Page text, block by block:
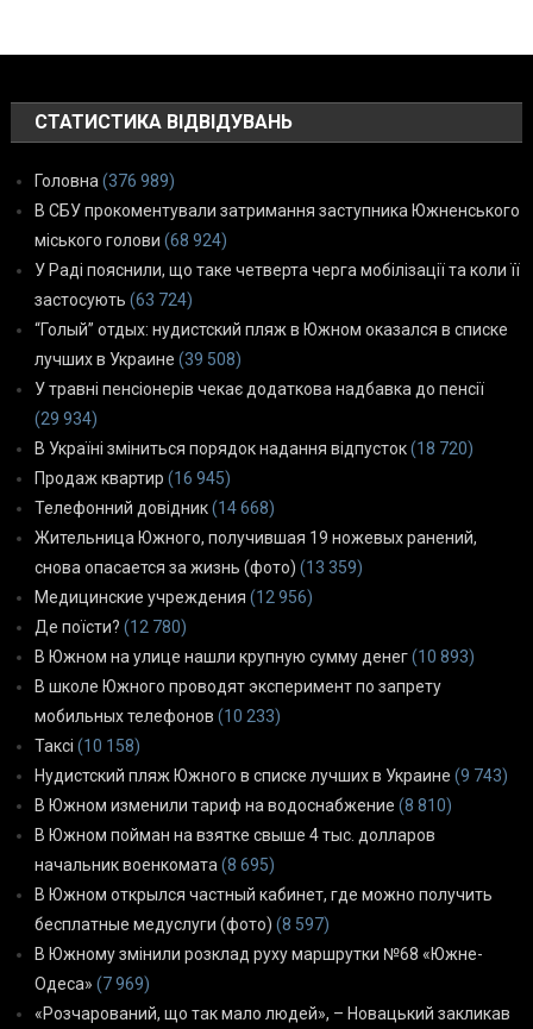
СТАТИСТИКА ВІДВІДУВАНЬ
Головна (376 989)
В СБУ прокоментували затримання заступника Южненського
міського голови (68 924)
У Раді пояснили, що таке четверта черга мобілізації та коли її
застосують (63 724)
“Голый” отдых: нудистский пляж в Южном оказался в списке
лучших в Украине (39 508)
У травні пенсіонерів чекає додаткова надбавка до пенсії
(29 934)
В Україні зміниться порядок надання відпусток(18 720)
Продаж квартир (16 945)
Телефонний довідник(14 668)
Жительница Южного, получившая 19 ножевых ранений,
снова опасается за жизнь (фото) (13 359)
Медицинские учреждения (12 956)
Де поїсти? (12 780)
В Южном на улице нашли крупную сумму денег(10 893)
В школе Южного проводят эксперимент по запрету
мобильных телефонов (10 233)
Таксі (10 158)
Нудистский пляж Южного в списке лучших в Украине (9 743)
В Южном изменили тариф на водоснабжение (8 810)
В Южном пойман на взятке свыше 4 тыс. долларов
начальник военкомата (8 695)
В Южном открылся частный кабинет, где можно получить
бесплатные медуслуги (фото) (8 597)
В Южному змінили розклад руху маршрутки №68 «Южне-
Одеса» (7 969)
«Розчарований, що так мало людей», – Новацький закликав